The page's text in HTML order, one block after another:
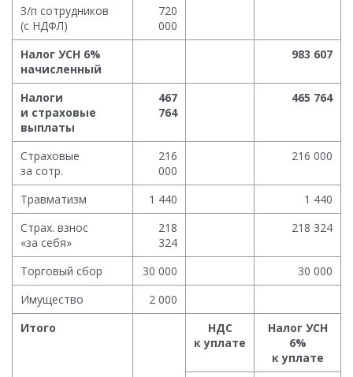
З/п сотрудников
(с НДФЛ)
720
000
Налог УСН 6%
начисленный
983 607
Налоги
и страховые
выплаты
467
764
465 764
Страховые
за сотр.
216
000
216 000
Травматизм 1 440
1 440
Страх. взнос
«за себя»
218
324
218 324
Торговый сбор 30 000
30 000
Имущество
2 000
Итого
НДС
к уплате
Налог УСН
6%
к уплате